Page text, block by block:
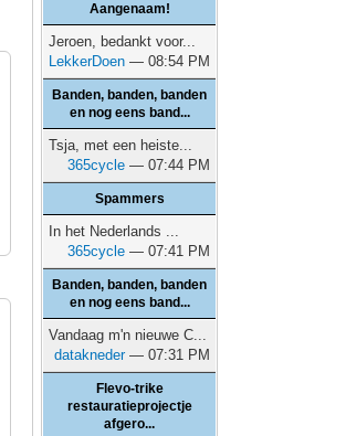
Aangenaam!
Jeroen, bedankt voor...
LekkerDoen — 08:54 PM
Banden, banden, banden
en nog eens band...
Tsja, met een heiste...
365cycle — 07:44 PM
Spammers
In het Nederlands ...
365cycle — 07:41 PM
Banden, banden, banden
en nog eens band...
Vandaag m'n nieuwe C...
datakneder— 07:31 PM
Flevo-trike
restauratieprojectje
afgero...